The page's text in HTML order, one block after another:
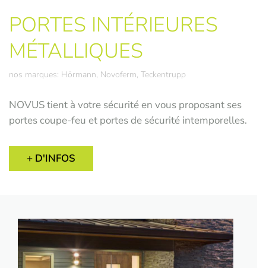
PORTES INTÉRIEURES
MÉTALLIQUES
nos marques: Hörmann, Novoferm, Teckentrupp
NOVUS tient à votre sécurité en vous proposant ses
portes coupe-feu et portes de sécurité intemporelles.
+ D'INFOS